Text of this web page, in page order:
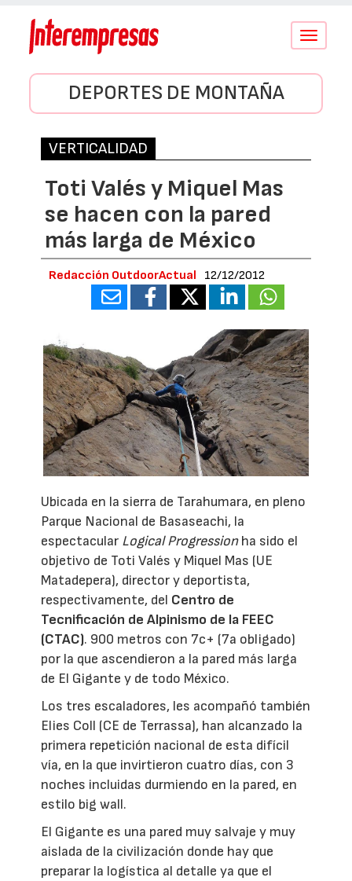
Conmutar
DEPORTES DE MONTAÑA
VERTICALIDAD
Toti Valés y Miquel Mas
se hacen con la pared
más larga de México
Redacción OutdoorActual 12/12/2012
Ubicada en la sierra de Tarahumara, en pleno
Parque Nacional de Basaseachi, la
espectacular Logical Progressionha sido el
objetivo de Toti Valés y Miquel Mas (UE
Matadepera), director y deportista,
respectivamente, del Centro de
Tecnificación de Alpinismo de la FEEC
(CTAC). 900 metros con 7c+ (7a obligado)
por la que ascendieron a la pared más larga
de El Gigante y de todo México.
Los tres escaladores, les acompañó también
Elies Coll (CE de Terrassa), han alcanzado la
primera repetición nacional de esta difícil
vía, en la que invirtieron cuatro días, con 3
noches incluidas durmiendo en la pared, en
estilo big wall.
El Gigante es una pared muy salvaje y muy
aislada de la civilización donde hay que
preparar la logística al detalle ya que el